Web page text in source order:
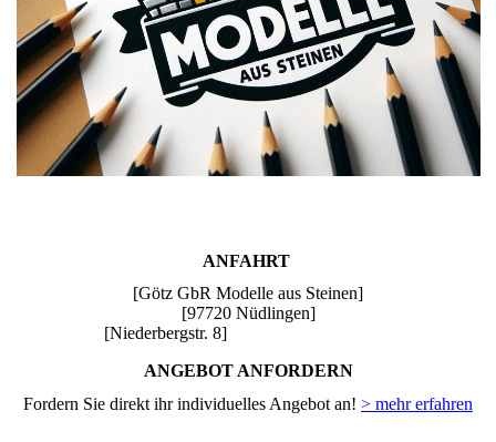
ANFAHRT
[Götz GbR Modelle aus Steinen]
[97720 Nüdlingen]
[Niederbergstr. 8]
ANGEBOT ANFORDERN
Fordern Sie direkt ihr individuelles Angebot an! > mehr erfahren